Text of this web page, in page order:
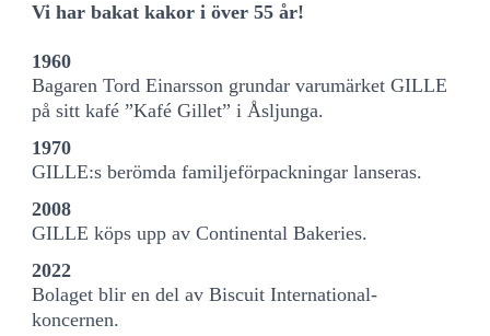
Vi har bakat kakor i över 55 år!
1960
Bagaren Tord Einarsson grundar varumärket GILLE
på sitt kafé ”Kafé Gillet” i Åsljunga.
1970
GILLE:s berömda familjeförpackningar lanseras.
2008
GILLE köps upp av Continental Bakeries.
2022
Bolaget blir en del av Biscuit International-
koncernen.